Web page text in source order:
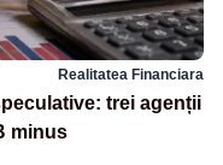
Realitatea Financiara
trei agenții
minus